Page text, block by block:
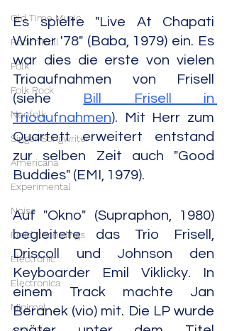
Old Time Music
Rock'n'Roll
Folk
Folk Rock
Neofolk
Singer/Songwriter
Americana
Experimental
Noise
Field Recordings
Electronic
Electronica
Minimal
Es spielte "Live At Chapati
Winter '78" (Baba, 1979) ein. Es
war dies die erste von vielen
Trioaufnahmen von Frisell
(siehe
Bill Frisell in
Trioaufnahmen). Mit Herr zum
Quartett erweitert entstand
zur selben Zeit auch "Good
Buddies" (EMI, 1979).
Auf "Okno" (Supraphon, 1980)
begleitete das Trio Frisell,
Driscoll und Johnson den
Keyboarder Emil Viklicky. In
einem Track machte Jan
Beranek (vio) mit. Die LP wurde